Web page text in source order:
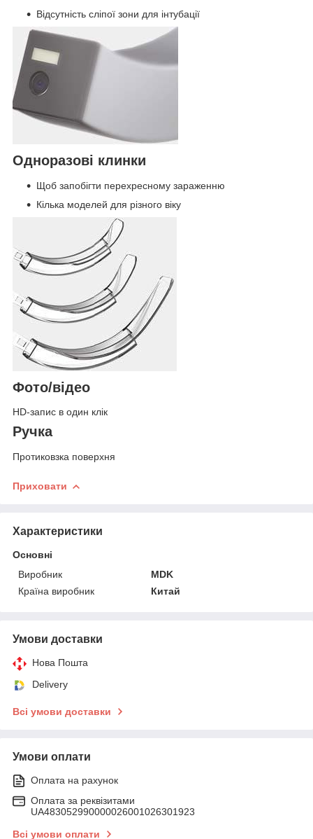
Відсутність сліпої зони для інтубації
Одноразові клинки
Щоб запобігти перехресному зараженню
Кілька моделей для різного віку
Фото/відео
HD-запис в один клік
Ручка
Протиковзка поверхня
Приховати
Характеристики
Основні
Виробник
MDK
Країна виробник
Китай
Умови доставки
Нова Пошта
Delivery
Всі умови доставки
Умови оплати
Оплата на рахунок
Оплата за реквізитами
UA483052990000026001026301923
Всі умови оплати